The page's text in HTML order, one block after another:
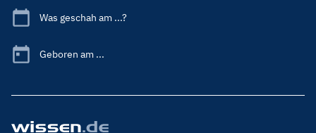
Was geschah am ...?
Geboren am ...